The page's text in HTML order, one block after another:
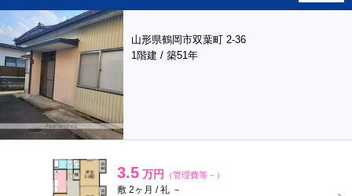
山形県鶴岡市双葉町 2-36
1階建 / 築51年
3.5 万円 （管理費等－）
敷 2ヶ月 / 礼 －